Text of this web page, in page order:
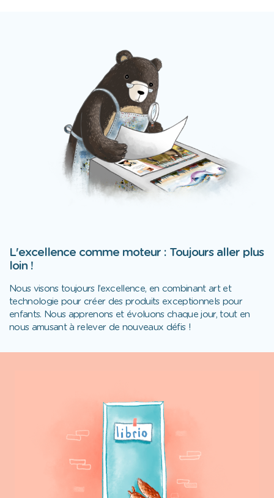
L'excellence comme moteur : Toujours aller plus
loin !
Nous visons toujours l’excellence, en combinant art et
technologie pour créer des produits exceptionnels pour
enfants. Nous apprenons et évoluons chaque jour, tout en
nous amusant à relever de nouveaux défis !